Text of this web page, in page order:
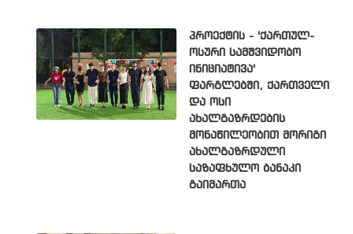
პროექტის - 'ქართულ-
ოსური სამშვიდობო
ინიციატივა'
ფარგლებში, ქართველი
და ოსი
ახალგაზრდების
მონაწილეობით მორიგი
ახალგაზრდული
საზაფხულო ბანაკი
გაიმართა